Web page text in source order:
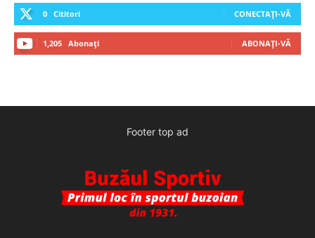
0 Cititori CONECTAȚI-VĂ
1,205 Abonați ABONAȚI-VĂ
Footer top ad